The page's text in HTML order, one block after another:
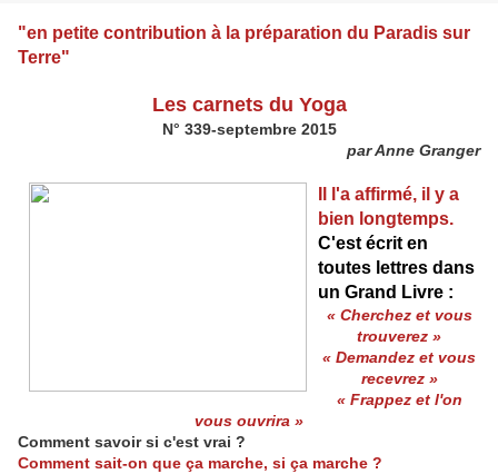
"en petite contribution à la préparation du Paradis sur
Terre"
Les carnets du Yoga
N° 339-septembre 2015
par Anne Granger
Il l'a affirmé, il y a
bien longtemps.
C'est écrit en
toutes lettres dans
un Grand Livre :
« Cherchez et vous
trouverez »
« Demandez et vous
recevrez »
« Frappez et l'on
vous ouvrira »
Comment savoir si c'est vrai ?
Comment sait-on que ça marche, si ça marche ?